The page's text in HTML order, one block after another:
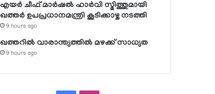
എയര്‍ ചീഫ് മാര്‍ഷല്‍ ഹാര്‍വി സ്മിത്തുമായി
ഖത്തര്‍ ഉപപ്രധാനമന്ത്രി കൂടിക്കാഴ്ച നടത്തി
9 hours ago
ഖത്തറില്‍ വാരാന്ത്യത്തില്‍ മഴക്ക് സാധ്യത
9 hours ago